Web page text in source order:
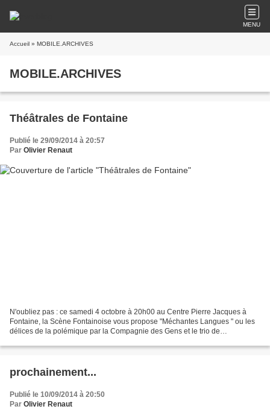
MENU
Accueil » MOBILE.ARCHIVES
MOBILE.ARCHIVES
Théâtrales de Fontaine
Publié le 29/09/2014 à 20:57
Par Olivier Renaut
N'oubliez pas : ce samedi 4 octobre à 20h00 au Centre Pierre Jacques à
Fontaine, la Scène Fontainoise vous propose "Méchantes Langues " ou les
délices de la polémique par la Compagnie des Gens et le trio de
prochainement...
Publié le 10/09/2014 à 20:50
Par Olivier Renaut